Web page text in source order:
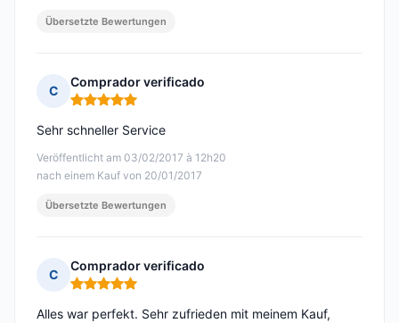
Übersetzte Bewertungen
C
Comprador verificado
Hinweis: 5 von 5
Veröffentlicht am 03/02/2017 à 12h20
nach einem Kauf von 20/01/2017
Sehr schneller Service
Übersetzte Bewertungen
C
Comprador verificado
Hinweis: 5 von 5
Alles war perfekt. Sehr zufrieden mit meinem Kauf,